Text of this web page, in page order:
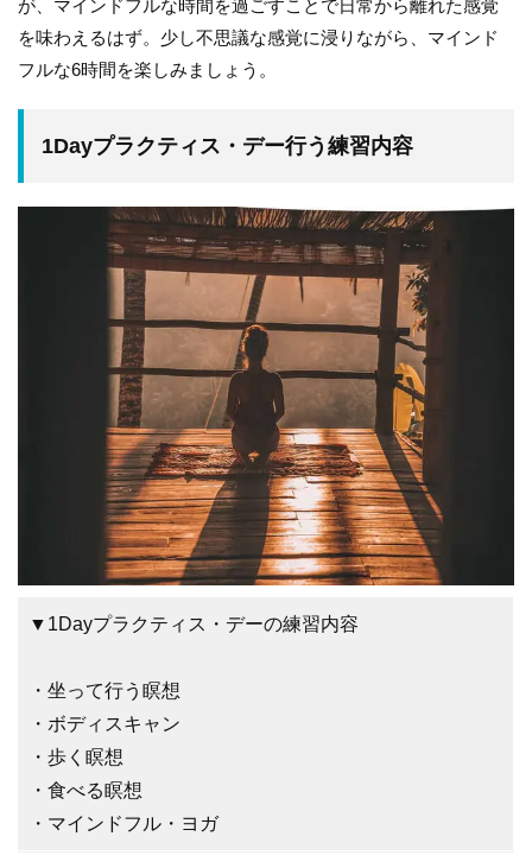
が、マインドフルな時間を過ごすことで日常から離れた感覚
を味わえるはず。少し不思議な感覚に浸りながら、マインド
フルな6時間を楽しみましょう。
1Dayプラクティス・デー行う練習内容
▼1Dayプラクティス・デーの練習内容
・坐って行う瞑想
・ボディスキャン
・歩く瞑想
・食べる瞑想
・マインドフル・ヨガ